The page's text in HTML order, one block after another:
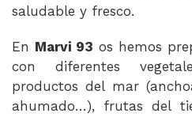
saludable y fresco.
En Marvi 93 os hemos
con diferentes
productos del mar
ahumado…), frutas del